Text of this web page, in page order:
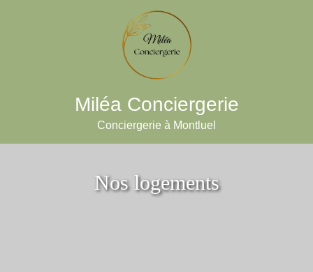
Miléa Conciergerie
Conciergerie à Montluel
Nos logements